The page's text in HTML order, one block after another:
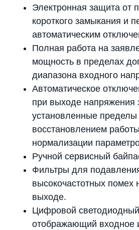
Электронная защита от
короткого замыкания и
автоматическим
Полная работа на
мощность в пределах
диапазона входного
Автоматическое
при выходе напряжения
установленные пределы
восстановлением
нормализации
Ручной сервисный
Фильтры для
высокочастотных помех
выходе.
Цифровой
отображающий входное
Мы являемся
официальным
дилером ГК «Штиль"
Оставьте заявку на подбор
стабилизатора или ИБП и наши